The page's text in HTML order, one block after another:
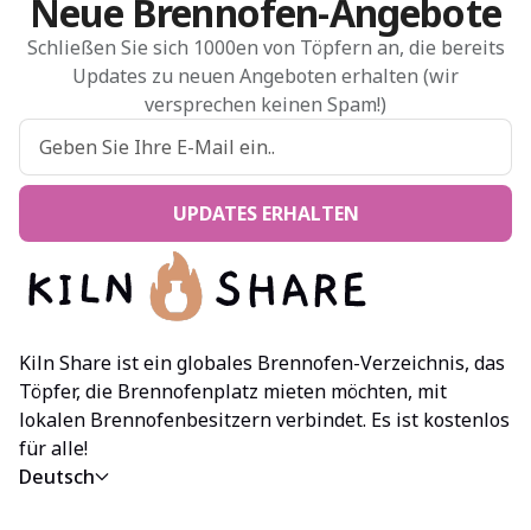
Neue Brennofen-Angebote
Schließen Sie sich 1000en von Töpfern an, die bereits
Updates zu neuen Angeboten erhalten (wir
versprechen keinen Spam!)
UPDATES ERHALTEN
Kiln Share ist ein globales Brennofen-Verzeichnis, das
Töpfer, die Brennofenplatz mieten möchten, mit
lokalen Brennofenbesitzern verbindet. Es ist kostenlos
für alle!
Deutsch